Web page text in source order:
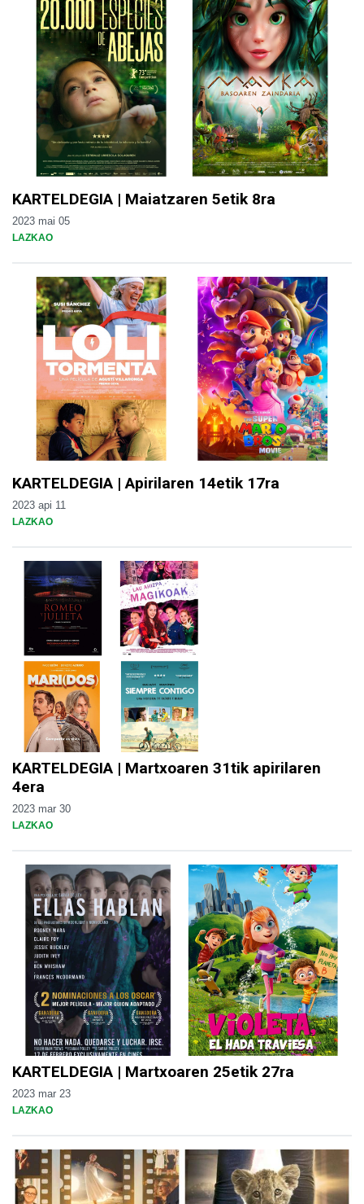
KARTELDEGIA | Maiatzaren 5etik 8ra
2023 mai 05
LAZKAO
KARTELDEGIA | Apirilaren 14etik 17ra
2023 api 11
LAZKAO
KARTELDEGIA | Martxoaren 31tik apirilaren
4era
2023 mar 30
LAZKAO
KARTELDEGIA | Martxoaren 25etik 27ra
2023 mar 23
LAZKAO